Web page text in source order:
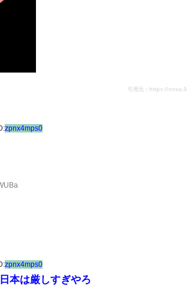
引用元：https://
zpnx4mps0
zpnx4mps0
本は厳しすぎやろ